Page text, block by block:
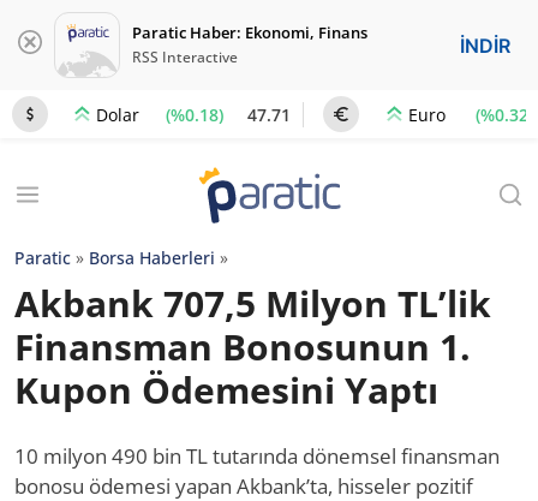
Paratic Haber: Ekonomi, Finans
RSS Interactive İNDİR
Dolar (%0.18) 47.71 Euro (%0.32)
Paratic » Borsa Haberleri »
Akbank 707,5 Milyon TL’lik
Finansman Bonosunun 1.
Kupon Ödemesini Yaptı
10 milyon 490 bin TL tutarında dönemsel finansman
bonosu ödemesi yapan Akbank’ta, hisseler pozitif